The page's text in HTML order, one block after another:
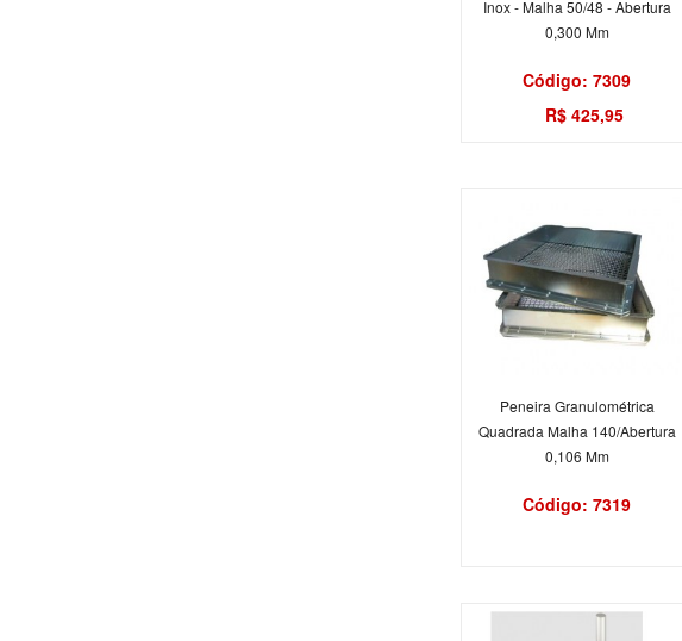
Inox - Malha 50/48 - Abertura
0,300 Mm
Código: 7309
R$ 425,95
Peneira Granulométrica
Quadrada Malha 140/Abertura
0,106 Mm
Código: 7319